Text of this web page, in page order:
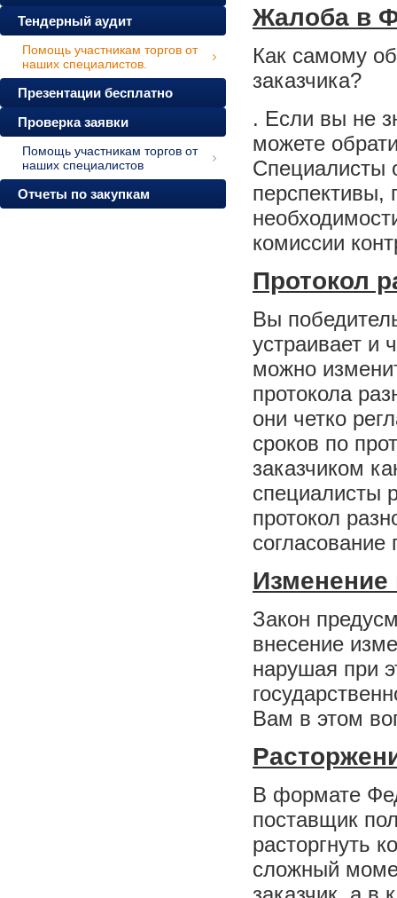
Тендерный аудит
Помощь участникам торгов от
наших специалистов.
Презентации бесплатно
Проверка заявки
Помощь участникам торгов от
наших специалистов
Отчеты по закупкам
Жалоба в
Как самому
заказчика?
. Если вы не
можете
Специалисты
перспективы,
комиссии
Протокол
Вы
устраивает и
можно
протокола
они четко
сроков по
заказчиком
специалисты
протокол
Изменение
Закон
внесение
нарушая при
Вам в этом
В формате
поставщик
расторгнуть
сложный